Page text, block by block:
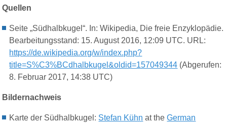
Quellen
Seite „Südhalbkugel“. In: Wikipedia, Die freie Enzyklopädie.
Bearbeitungsstand: 15. August 2016, 12:09 UTC. URL:
https://de.wikipedia.org/w/index.php?
title=S%C3%BCdhalbkugel&oldid=157049344 (Abgerufen:
8. Februar 2017, 14:38 UTC)
Bildernachweis
Karte der Südhalbkugel: Stefan Kühn at theGerman